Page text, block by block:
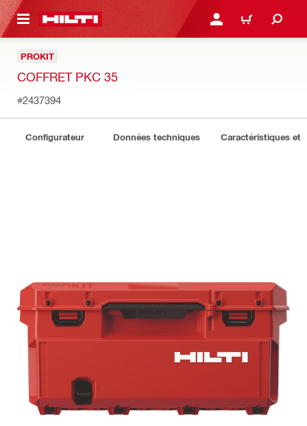
CONTENT CONNEXION OU
PANIER
PROKIT
COFFRET PKC 35
#2437394
Configurateur Données techniques Caractéristiques et